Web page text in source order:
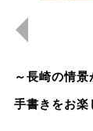
～長崎の情
手書きをお楽